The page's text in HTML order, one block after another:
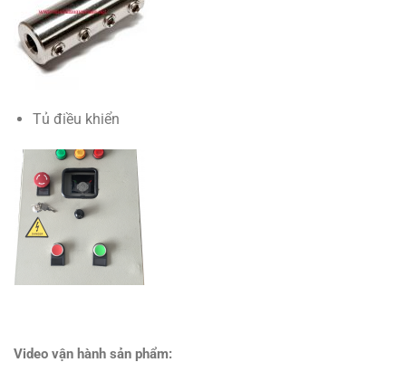
Tủ điều khiển
Video vận hành sản phẩm: